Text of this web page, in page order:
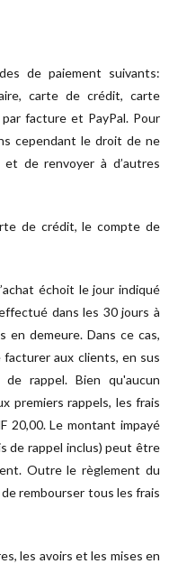
de paiement suivants:
carte de crédit, carte
facture et PayPal. Pour
cependant le droit de ne
de renvoyer à d’autres
de crédit, le compte de
échoit le jour indiqué
dans les 30 jours à
en demeure. Dans ce cas,
aux clients, en sus
rappel. Bien qu'aucun
premiers rappels, les frais
20,00. Le montant impayé
de rappel inclus) peut être
Outre le règlement du
rembourser tous les frais
les avoirs et les mises en